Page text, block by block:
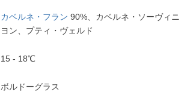
カベルネ・フラン 90%、カベルネ・ソーヴィニ
ヨン、プティ・ヴェルド
15 - 18℃
ボルドーグラス